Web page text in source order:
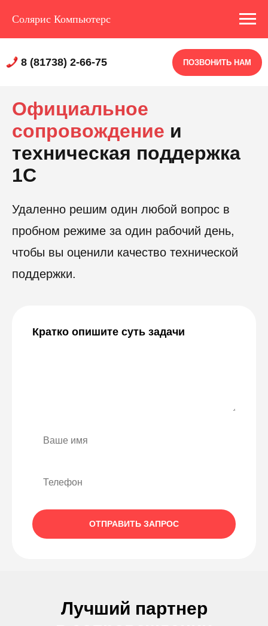
Солярис Компьютерс
8 (81738) 2-66-75 ПОЗВОНИТЬ НАМ
Официальное
сопровождение и
техническая поддержка
1С
Удаленно решим один любой вопрос в
пробном режиме за один рабочий день,
чтобы вы оценили качество технической
поддержки.
Кратко опишите суть задачи
ОТПРАВИТЬ ЗАПРОС
Лучший партнер